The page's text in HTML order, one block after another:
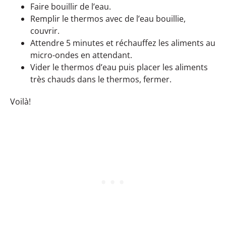
Faire bouillir de l’eau.
Remplir le thermos avec de l’eau bouillie,
couvrir.
Attendre 5 minutes et réchauffez les aliments au
micro-ondes en attendant.
Vider le thermos d’eau puis placer les aliments
très chauds dans le thermos, fermer.
Voilà!